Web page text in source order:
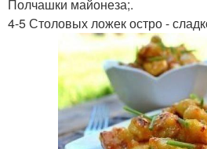
Полчашки майонеза;.
4-5 Столовых ложек остро -